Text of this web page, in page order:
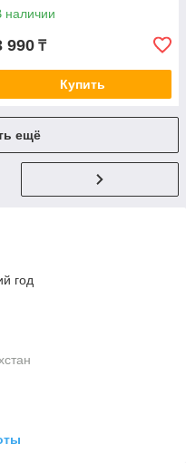
наличии
990 ₸
Купить
ещё
год